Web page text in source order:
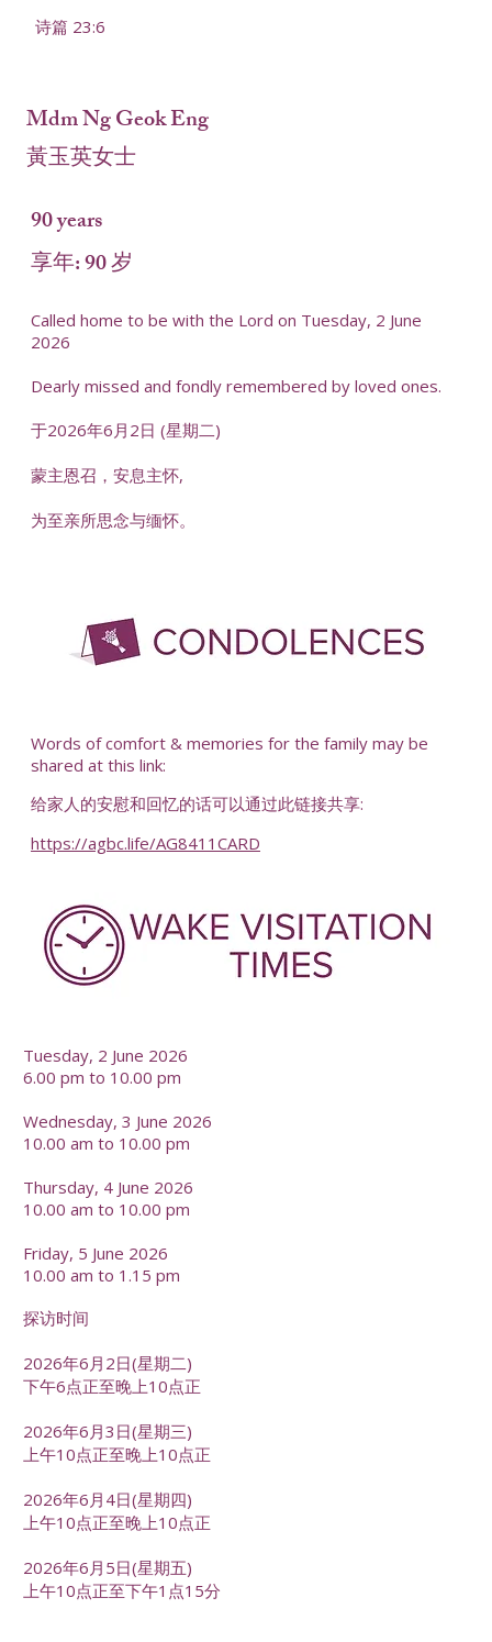
诗篇 23:6
Mdm Ng Geok Eng
黃玉英女士
90 years
享年: 90 岁
Called home to be with the Lord on Tuesday, 2 June
2026
Dearly missed and fondly remembered by loved ones.
于2026年6月2日 (星期二)
蒙主恩召，安息主怀,
为至亲所思念与缅怀。
Words of comfort & memories for the family may be
shared at this link:
给家人的安慰和回忆的话可以通过此链接共享:
https://agbc.life/AG8411CARD
Tuesday, 2 June 2026
6.00 pm to 10.00 pm
Wednesday, 3 June 2026
10.00 am to 10.00 pm
Thursday, 4 June 2026
10.00 am to 10.00 pm
Friday, 5 June 2026
10.00 am to 1.15 pm
探访时间
2026年6月2日(星期二)
下午6点正至晚上10点正
2026年6月3日(星期三)
上午10点正至晚上10点正
2026年6月4日(星期四)
上午10点正至晚上10点正
2026年6月5日(星期五)
上午10点正至下午1点15分